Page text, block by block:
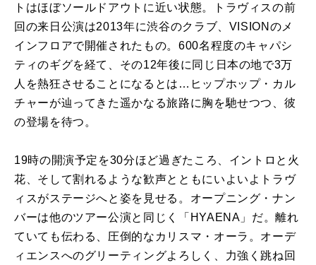
トはほぼソールドアウトに近い状態。トラヴィスの前
回の来日公演は2013年に渋谷のクラブ、VISIONのメ
インフロアで開催されたもの。600名程度のキャパシ
ティのギグを経て、その12年後に同じ日本の地で3万
人を熱狂させることになるとは…ヒップホップ・カル
チャーが辿ってきた遥かなる旅路に胸を馳せつつ、彼
の登場を待つ。
19時の開演予定を30分ほど過ぎたころ、イントロと火
花、そして割れるような歓声とともにいよいよトラヴ
ィスがステージへと姿を見せる。オープニング・ナン
バーは他のツアー公演と同じく「HYAENA」だ。離れ
ていても伝わる、圧倒的なカリスマ・オーラ。オーデ
ィエンスへのグリーティングよろしく、力強く跳ね回